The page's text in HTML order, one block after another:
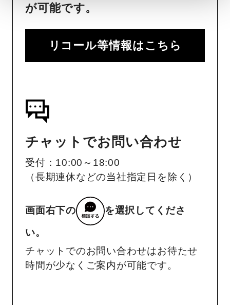
が可能です。
リコール等情報はこちら
チャットでお問い合わせ
受付：10:00～18:00
（長期連休などの当社指定日を除く）
画面右下の を選択してくださ
い。
チャットでのお問い合わせはお待たせ
時間が少なくご案内が可能です。